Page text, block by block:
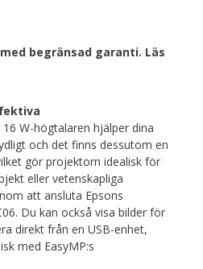
begränsad garanti. Läs
W-högtalaren hjälper dina
och det finns dessutom en
gör projektorn idealisk för
eller vetenskapliga
att ansluta Epsons
Du kan också visa bilder för
direkt från en USB-enhet,
med EasyMP:s